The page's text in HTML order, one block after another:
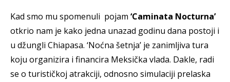
Kad smo mu spomenuli pojam ‘Caminata Nocturna’
otkrio nam je kako jedna unazad godinu dana postoji i
u džungli Chiapasa. ‘Noćna šetnja’ je zanimljiva tura
koju organizira i financira Meksička vlada. Dakle, radi
se o turističkoj atrakciji, odnosno simulaciji prelaska